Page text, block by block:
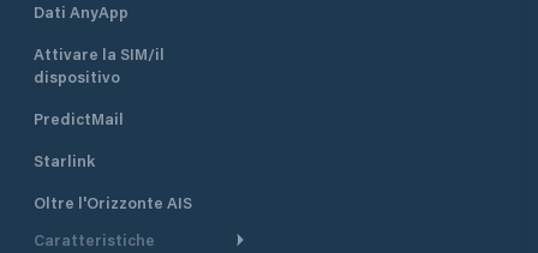
Dati AnyApp
Attivare la SIM/il
dispositivo
PredictMail
Starlink
Oltre l'Orizzonte AIS
Caratteristiche